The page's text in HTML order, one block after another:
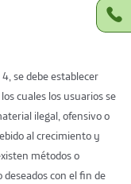
se debe establecer
cuales los usuarios se
ilegal, ofensivo o
al crecimiento y
métodos o
con el fin de